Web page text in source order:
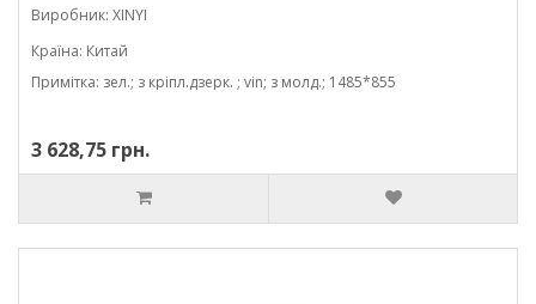
Виробник: XINYI
Країна: Китай
Примітка: зел.; з кріпл.дзерк. ; vin; з молд.; 1485*855
3 628,75 грн.